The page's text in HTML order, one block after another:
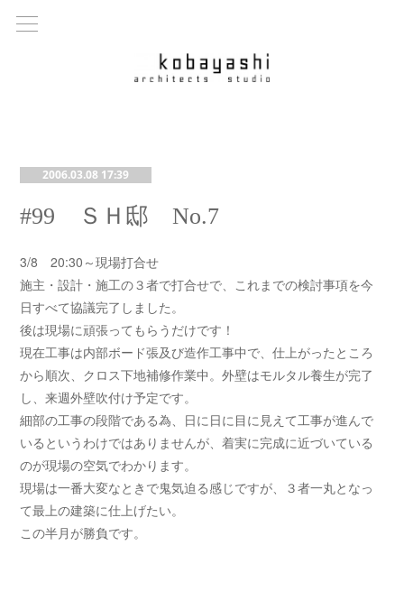
2006.03.08 17:39
#99 ＳＨ邸 No.7
3/8 20:30～現場打合せ
施主・設計・施工の３者で打合せで、これまでの検討事項を今
日すべて協議完了しました。
後は現場に頑張ってもらうだけです！
現在工事は内部ボード張及び造作工事中で、仕上がったところ
から順次、クロス下地補修作業中。外壁はモルタル養生が完了
し、来週外壁吹付け予定です。
細部の工事の段階である為、日に日に目に見えて工事が進んで
いるというわけではありませんが、着実に完成に近づいている
のが現場の空気でわかります。
現場は一番大変なときで鬼気迫る感じですが、３者一丸となっ
て最上の建築に仕上げたい。
この半月が勝負です。